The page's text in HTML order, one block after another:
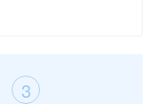
3